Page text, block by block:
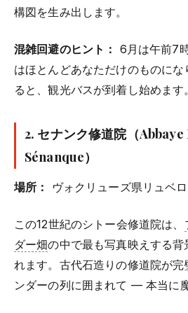
構図を生み出します。
混雑回避のヒント： 6月は午前7
はほとんどあなただけのものに
ると、観光バスが到着し始めます。
2. セナンク修道院（
Sénanque）
場所： ヴォクリューズ県リュベ
この12世紀のシトー会修道院は、
ダー畑の中で最も写真映えする背
れます。古代石造りの修道院が
ンダーの列に囲まれて — 本当に